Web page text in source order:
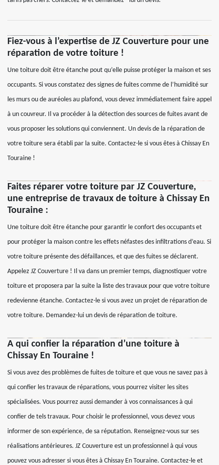
Fiez-vous à l’expertise de JZ Couverture pour une
réparation de votre toiture !
Une toiture doit être étanche pout qu’elle puisse protéger la maison et ses
occupants. Si vous constatez des signes de fuites comme de l’humidité sur
les murs ou de auréoles au plafond, vous devez immédiatement faire appel
à un couvreur. Il va procéder à la détection des sources de fuites avant de
vous proposer les solutions qui conviennent. Un devis de la réparation de
votre toiture sera établi par la suite. Contactez-le si vous êtes à Chissay En
Touraine !
Faites réparer votre toiture par JZ Couverture,
une entreprise de travaux de toiture à Chissay En
Touraine :
Une toiture doit être étanche pour garantir le confort des occupants et
pour protéger la maison contre les effets néfastes des infiltrations d’eau. Si
votre toiture présente des défaillances, et que des fuites se déclarent.
Appelez JZ Couverture ! Il va dans un premier temps, diagnostiquer votre
toiture et proposera par la suite la liste des travaux pour que votre toiture
redevienne étanche. Contactez-le si vous avez un projet de réparation de
votre toiture. Demandez-lui un devis de réparation de toiture.
A qui confier la réparation d’une toiture à
Chissay En Touraine !
Si vous avez des problèmes de fuites de toiture et que vous ne savez pas à
qui confier les travaux de réparations, vous pourrez visiter les sites
spécialisées. Vous pourrez aussi demander à vos connaissances à qui
confier de tels travaux. Pour choisir le professionnel, vous devez vous
informer de son expérience, de sa réputation. Renseignez-vous sur ses
réalisations antérieures. JZ Couverture est un professionnel à qui vous
pouvez vous adresser si vous êtes à Chissay En Touraine. Contactez-le et